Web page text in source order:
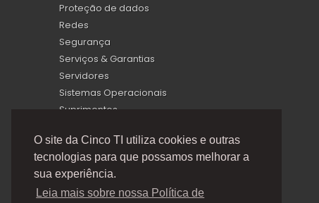
O site da Cinco TI utiliza cookies e outras
tecnologias para que possamos melhorar a
sua experiência.
Leia mais sobre nossa Política de
Proteção de dados
Redes
Segurança
Serviços & Garantias
Servidores
Sistemas Operacionais
Suprimentos